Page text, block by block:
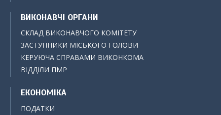
ВИКОНАВЧІ ОРГАНИ
СКЛАД ВИКОНАВЧОГО КОМІТЕТУ
ЗАСТУПНИКИ МІСЬКОГО ГОЛОВИ
КЕРУЮЧА СПРАВАМИ ВИКОНКОМА
ВІДДІЛИ ПМР
ЕКОНОМІКА
ПОДАТКИ